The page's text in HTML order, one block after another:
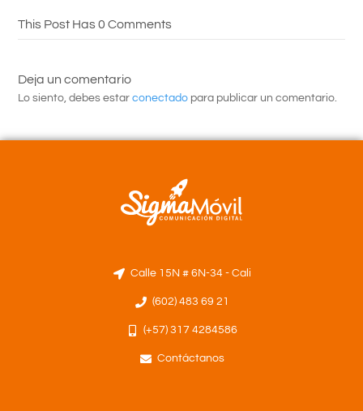
This Post Has 0 Comments
Deja un comentario
Lo siento, debes estarconectado para publicar un comentario.
Calle 15N # 6N-34 - Cali
(602) 483 69 21
(+57) 317 4284586
Contáctanos